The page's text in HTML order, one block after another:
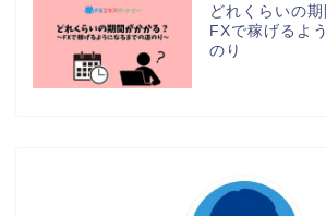
どれくらいの
FXで稼げるよ
のり